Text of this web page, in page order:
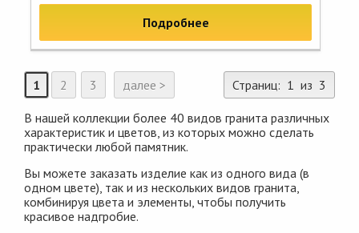
Подробнее
1 2 3 далее > Страниц: 1 из 3
В нашей коллекции более 40 видов гранита различных
характеристик и цветов, из которых можно сделать
практически любой памятник.
Вы можете заказать изделие как из одного вида (в
одном цвете), так и из нескольких видов гранита,
комбинируя цвета и элементы, чтобы получить
красивое надгробие.